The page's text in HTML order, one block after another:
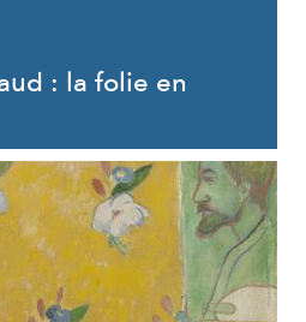
: la folie en